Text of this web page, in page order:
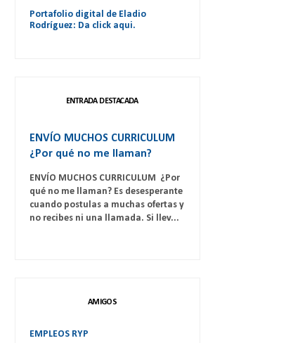
Portafolio digital de Eladio
Rodríguez: Da click aqui.
ENTRADA DESTACADA
ENVÍO MUCHOS CURRICULUM
¿Por qué no me llaman?
ENVÍO MUCHOS CURRICULUM ¿Por
qué no me llaman? Es desesperante
cuando postulas a muchas ofertas y
no recibes ni una llamada. Si llev...
AMIGOS
EMPLEOS RYP